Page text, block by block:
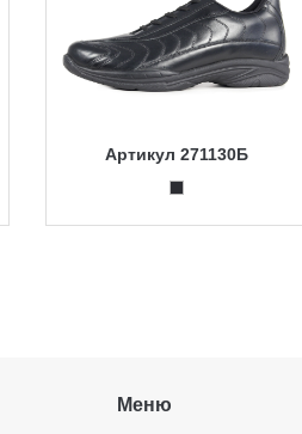
Артикул 271130Б
Меню